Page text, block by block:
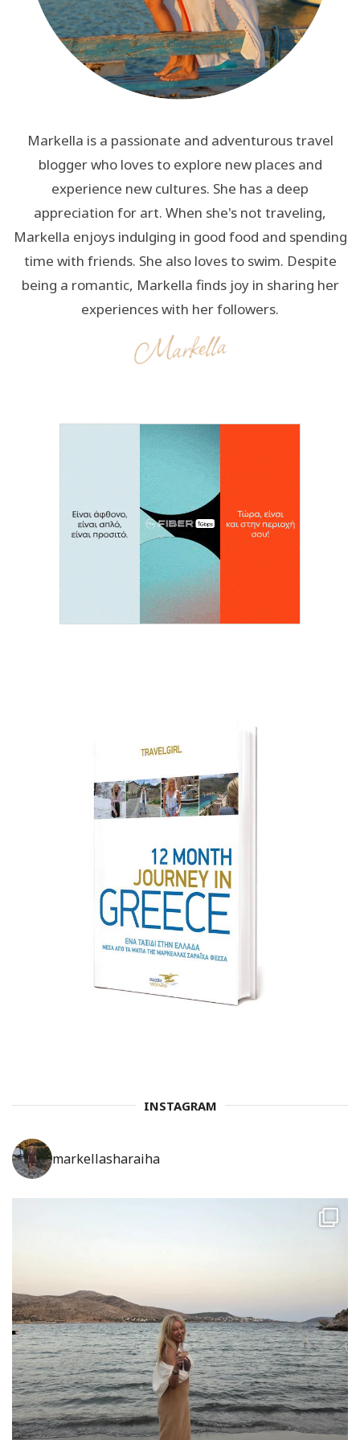
Markella is a passionate and adventurous travel
blogger who loves to explore new places and
experience new cultures. She has a deep
appreciation for art. When she's not traveling,
Markella enjoys indulging in good food and spending
time with friends. She also loves to swim. Despite
being a romantic, Markella finds joy in sharing her
experiences with her followers.
INSTAGRAM
markellasharaiha